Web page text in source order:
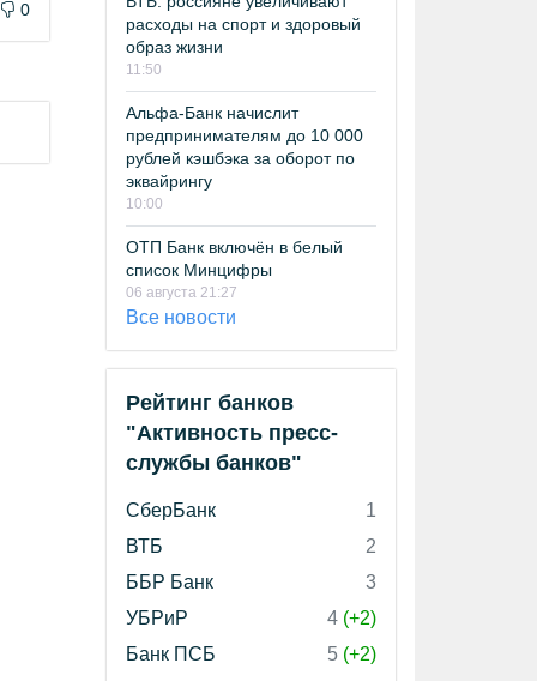
0
расходы на спорт и здоровый
образ жизни
11:50
Альфа-Банк начислит
предпринимателям до 10 000
рублей кэшбэка за оборот по
эквайрингу
10:00
ОТП Банк включён в белый
список Минцифры
06 августа 21:27
Все новости
Рейтинг банков
"Активность пресс-
службы банков"
СберБанк
1
ВТБ
2
ББР Банк
3
УБРиР
4 (+2)
Банк ПСБ
5 (+2)